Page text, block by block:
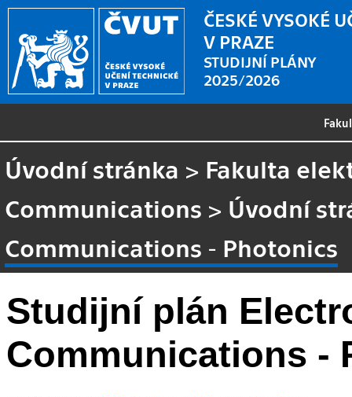
ČESKÉ VYSOKÉ
V PRAZE
STUDIJNÍ PLÁNY
2025/2026
Úvodní stránka > Fakulta
Communications > Úvodní
Communications - Photonics
Studijní plán
Communications -